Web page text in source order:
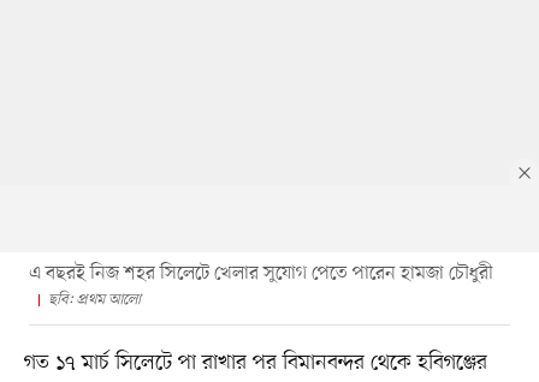
এ বছরই নিজ শহর সিলেটে খেলার সুযোগ পেতে পারেন হামজা চৌধুরী
ছবি: প্রথম আলো
গত ১৭ মার্চ সিলেটে পা রাখার পর বিমানবন্দর থেকে হবিগঞ্জের